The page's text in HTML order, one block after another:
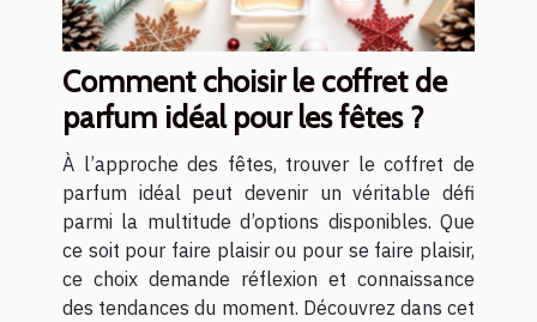
Comment choisir le coffret de
parfum idéal pour les fêtes ?
À l’approche des fêtes, trouver le coffret de
parfum idéal peut devenir un véritable défi
parmi la multitude d’options disponibles. Que
ce soit pour faire plaisir ou pour se faire plaisir,
ce choix demande réflexion et connaissance
des tendances du moment. Découvrez dans cet